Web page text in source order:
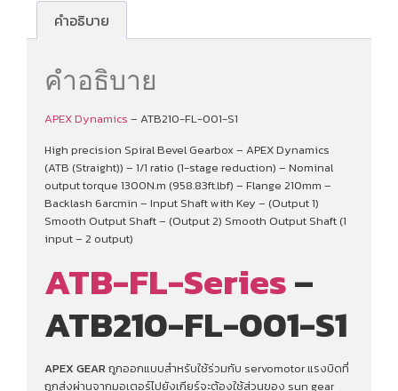
คำอธิบาย
คำอธิบาย
APEX Dynamics – ATB210-FL-001-S1
High precision Spiral Bevel Gearbox – APEX Dynamics
(ATB (Straight)) – 1/1 ratio (1-stage reduction) – Nominal
output torque 1300N.m (958.83ft.lbf) – Flange 210mm –
Backlash 6arcmin – Input Shaft with Key – (Output 1)
Smooth Output Shaft – (Output 2) Smooth Output Shaft (1
input – 2 output)
ATB-FL-Series–
ATB210-FL-001-S1
APEX GEAR ถูกออกแบบสำหรับใช้ร่วมกับ servomotor แรงบิดที่
ถูกส่งผ่านจากมอเตอร์ไปยังเกียร์จะต้องใช้ส่วนของ sun gear